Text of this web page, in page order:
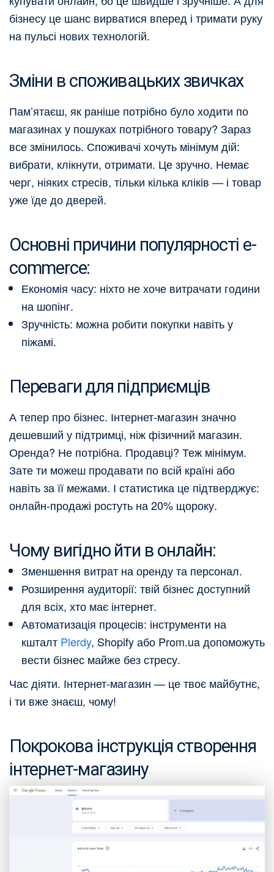
бізнесу це шанс вирватися вперед і тримати руку
на пульсі нових технологій.
Зміни в споживацьких звичках
Пам’ятаєш, як раніше потрібно було ходити по
магазинах у пошуках потрібного товару? Зараз
все змінилось. Споживачі хочуть мінімум дій:
вибрати, клікнути, отримати. Це зручно. Немає
черг, ніяких стресів, тільки кілька кліків — і товар
уже їде до дверей.
Основні причини популярності e-
commerce:
Економія часу: ніхто не хоче витрачати години
на шопінг.
Зручність: можна робити покупки навіть у
піжамі.
Переваги для підприємців
А тепер про бізнес. Інтернет-магазин значно
дешевший у підтримці, ніж фізичний магазин.
Оренда? Не потрібна. Продавці? Теж мінімум.
Зате ти можеш продавати по всій країні або
навіть за її межами. І статистика це підтверджує:
онлайн-продажі ростуть на 20% щороку.
Чому вигідно йти в онлайн:
Зменшення витрат на оренду та персонал.
Розширення аудиторії: твій бізнес доступний
для всіх, хто має інтернет.
Автоматизація процесів: інструменти на
кшталт Plerdy, Shopify або Prom.ua допоможуть
вести бізнес майже без стресу.
Час діяти. Інтернет-магазин — це твоє майбутнє,
і ти вже знаєш, чому!
Покрокова інструкція створення
інтернет-магазину